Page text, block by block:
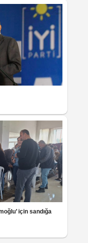
için sandığa